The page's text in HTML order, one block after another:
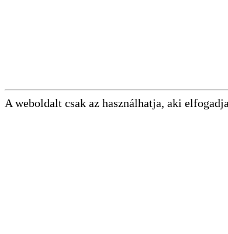
A weboldalt csak az használhatja, aki